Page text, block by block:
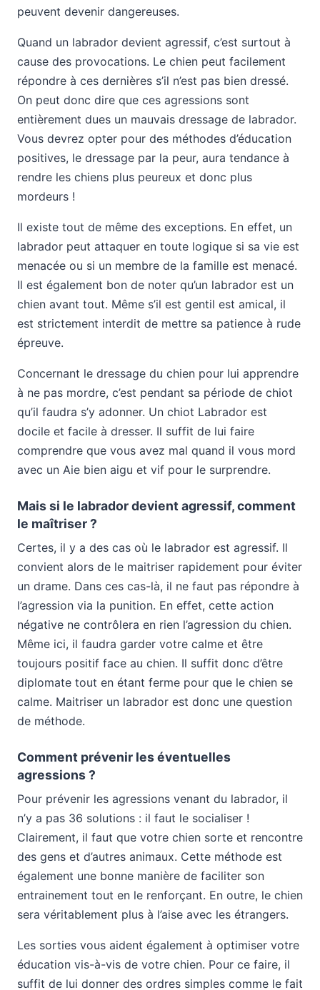
peuvent devenir dangereuses.
Quand un labrador devient agressif, c’est surtout à
cause des provocations. Le chien peut facilement
répondre à ces dernières s’il n’est pas bien dressé.
On peut donc dire que ces agressions sont
entièrement dues un mauvais dressage de labrador.
Vous devrez opter pour des méthodes d’éducation
positives, le dressage par la peur, aura tendance à
rendre les chiens plus peureux et donc plus
mordeurs !
Il existe tout de même des exceptions. En effet, un
labrador peut attaquer en toute logique si sa vie est
menacée ou si un membre de la famille est menacé.
Il est également bon de noter qu’un labrador est un
chien avant tout. Même s’il est gentil est amical, il
est strictement interdit de mettre sa patience à rude
épreuve.
Concernant le dressage du chien pour lui apprendre
à ne pas mordre, c’est pendant sa période de chiot
qu’il faudra s’y adonner. Un chiot Labrador est
docile et facile à dresser. Il suffit de lui faire
comprendre que vous avez mal quand il vous mord
avec un Aie bien aigu et vif pour le surprendre.
Mais si le labrador devient agressif, comment
le maîtriser ?
Certes, il y a des cas où le labrador est agressif. Il
convient alors de le maitriser rapidement pour éviter
un drame. Dans ces cas-là, il ne faut pas répondre à
l’agression via la punition. En effet, cette action
négative ne contrôlera en rien l’agression du chien.
Même ici, il faudra garder votre calme et être
toujours positif face au chien. Il suffit donc d’être
diplomate tout en étant ferme pour que le chien se
calme. Maitriser un labrador est donc une question
de méthode.
Comment prévenir les éventuelles
agressions ?
Pour prévenir les agressions venant du labrador, il
n’y a pas 36 solutions : il faut le socialiser !
Clairement, il faut que votre chien sorte et rencontre
des gens et d’autres animaux. Cette méthode est
également une bonne manière de faciliter son
entrainement tout en le renforçant. En outre, le chien
sera véritablement plus à l’aise avec les étrangers.
Les sorties vous aident également à optimiser votre
éducation vis-à-vis de votre chien. Pour ce faire, il
suffit de lui donner des ordres simples comme le fait